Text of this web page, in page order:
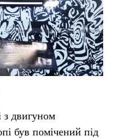
двигуном
був помічений під